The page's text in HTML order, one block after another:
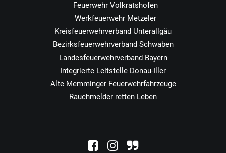
Feuerwehr Volkratshofen
Werkfeuerwehr Metzeler
Kreisfeuerwehrverband Unterallgäu
Bezirksfeuerwehrverband Schwaben
Landesfeuerwehrverband Bayern
Integrierte Leitstelle Donau-Iller
Alte Memminger Feuerwehrfahrzeuge
Rauchmelder retten Leben